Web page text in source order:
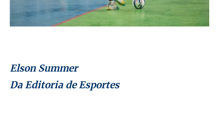
Elson Summer
Da Editoria de Esportes